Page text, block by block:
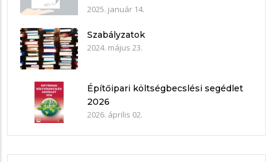
nyilatkozat mintákkal
2025. január 14.
Szabályzatok
2024. május 23.
Építőipari költségbecslési segédlet
2026
2026. április 02.